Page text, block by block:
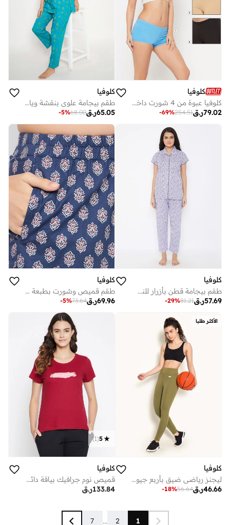
كلوفيا
كلوفيا عبوة من 4 شورت داخلي بخصر متوسط - قطن
ر.ق79.02
254.51
-69%
كلوفيا
طقم بيجامة علوي بنقشة وياقة مشقوقة من كلوفيا
ر.ق65.05
68.00
-5%
كلوفيا
طقم بيجامة قطن بأزرار للنساء من كلوفيا وملون
ر.ق57.69
81.21
-29%
كلوفيا
طقم قميص وشورت بطبعة زهور من كلوفيا
ر.ق69.96
73.64
-5%
الأكثر طلبا
كلوفيا
ليجنز رياضي ضيق بأربع جيوب
ر.ق46.66
56.64
-18%
5
(
1
)
كلوفيا
قميص نوم جرافيك بياقة دائرية
ر.ق133.84
1
2
...
7